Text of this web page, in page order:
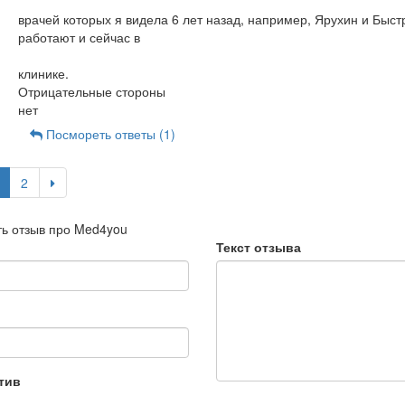
врачей которых я видела 6 лет назад, например, Ярухин и
работают и сейчас в
клинике.
Отрицательные стороны
нет
Посмореть ответы (1)
2
отзыв про Med4you
Текст отзыва